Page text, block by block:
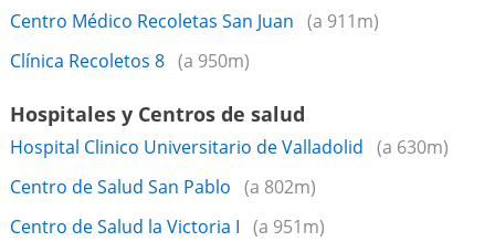
Centro Médico Recoletas San Juan (a 911m)
Clínica Recoletos 8 (a 950m)
Hospitales y Centros de salud
Hospital Clinico Universitario de Valladolid (a 630m)
Centro de Salud San Pablo (a 802m)
Centro de Salud la Victoria I (a 951m)